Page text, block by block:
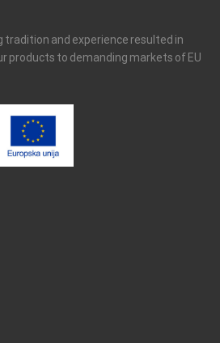
tradition and experience resulted in
products to demanding markets of EU